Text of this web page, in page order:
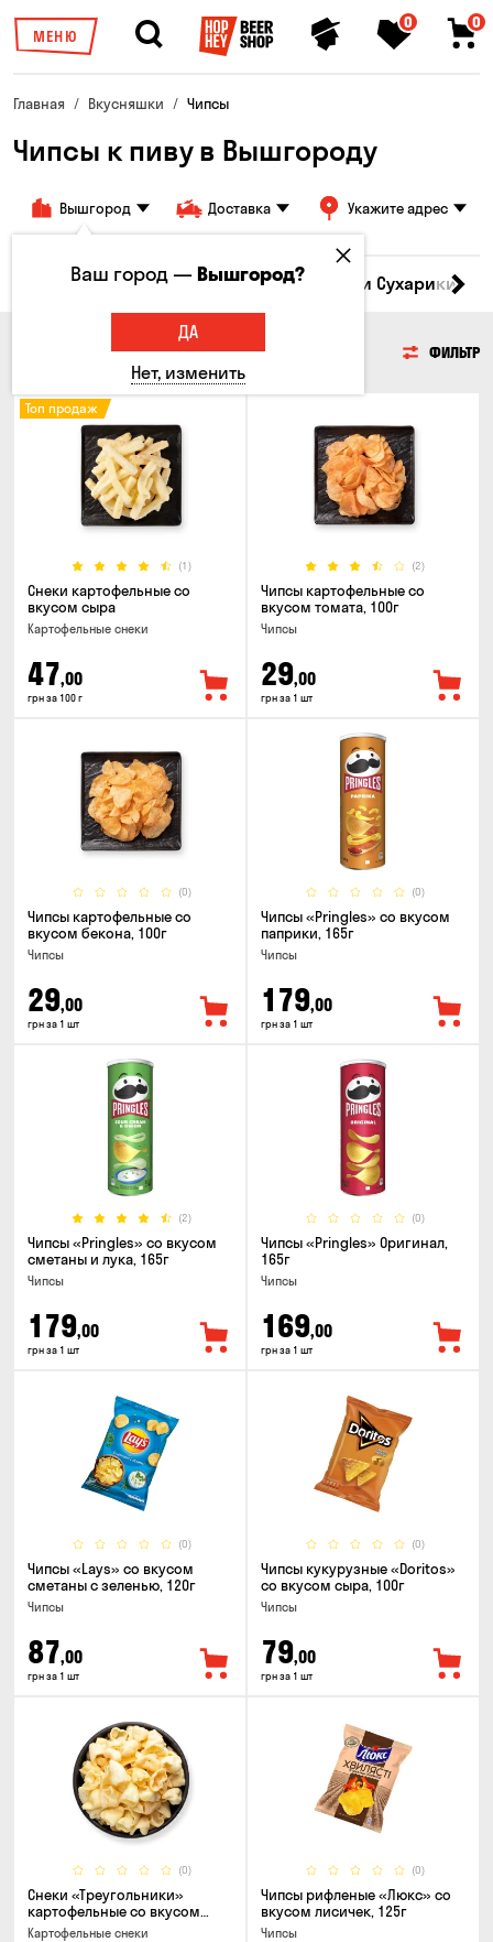
МЕНЮ
0 0
Главная Вкусняшки Чипсы
Чипсы к пиву в Вышгороду
Вышгород Доставка Укажите адрес
Кукуруза Семечки Чипсы Гренки и Сухарики
ФИЛЬТР
(1)
Топ продаж
Снеки картофельные со
вкусом сыра
Картофельные снеки
47,00
грн за 100 г
(2)
Чипсы картофельные со
вкусом томата, 100г
Чипсы
29,00
грн за 1 шт
(0)
Чипсы картофельные со
вкусом бекона, 100г
Чипсы
29,00
грн за 1 шт
(0)
Чипсы «Pringles» со вкусом
паприки, 165г
Чипсы
179,00
грн за 1 шт
(2)
Чипсы «Pringles» со вкусом
сметаны и лука, 165г
Чипсы
179,00
грн за 1 шт
(0)
Чипсы «Pringles» Оригинал,
165г
Чипсы
169,00
грн за 1 шт
(0)
Чипсы «Lays» со вкусом
сметаны с зеленью, 120г
Чипсы
87,00
грн за 1 шт
(0)
Чипсы кукурузные «Doritos»
со вкусом сыра, 100г
Чипсы
79,00
грн за 1 шт
(0)
Снеки «Треугольники»
картофельные со вкусом
сметаны с луком
Картофельные снеки
(0)
Чипсы рифленые «Люкс» со
вкусом лисичек, 125г
Чипсы
Ваш город —Вышгород?
ДА
Нет, изменить